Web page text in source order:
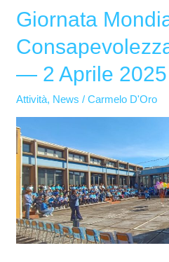
Giornata
— 2 Aprile
Attività, News /Carmelo D'Oro
Giornata
della
Consapevolezza
2
Aprile
2025
—